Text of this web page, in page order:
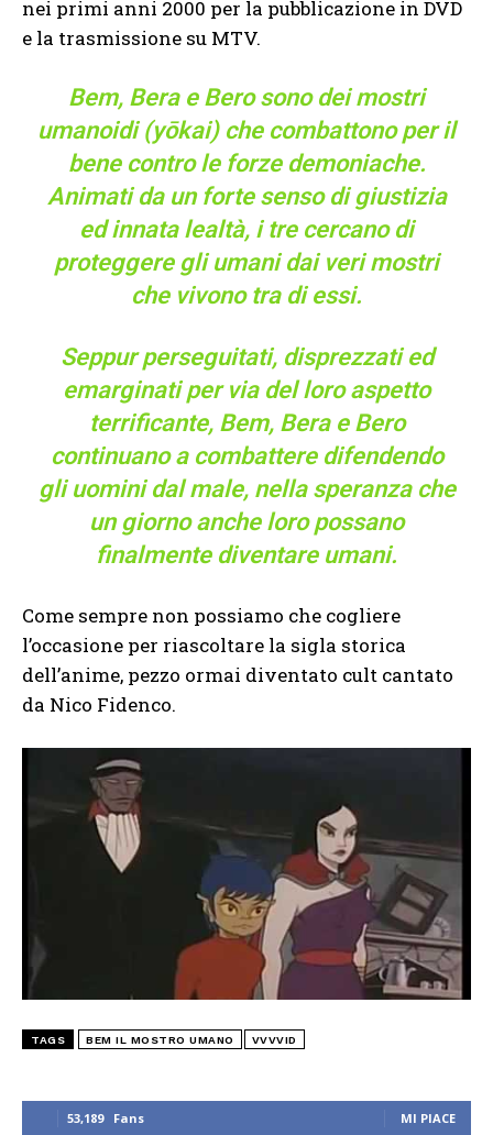
53,189 Fans MI PIACE
nei primi anni 2000 per la pubblicazione in DVD
e la trasmissione su MTV.
Bem, Bera e Bero sono dei mostri
umanoidi (yōkai) che combattono per il
bene contro le forze demoniache.
Animati da un forte senso di giustizia
ed innata lealtà, i tre cercano di
proteggere gli umani dai veri mostri
che vivono tra di essi.
Seppur perseguitati, disprezzati ed
emarginati per via del loro aspetto
terrificante, Bem, Bera e Bero
continuano a combattere difendendo
gli uomini dal male, nella speranza che
un giorno anche loro possano
finalmente diventare umani.
Come sempre non possiamo che cogliere
l’occasione per riascoltare la sigla storica
dell’anime, pezzo ormai diventato cult cantato
da Nico Fidenco.
TAGS BEM IL MOSTRO UMANO VVVVID